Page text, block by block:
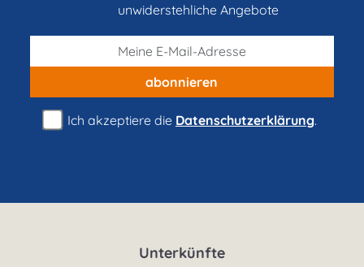
unwiderstehliche Angebote
abonnieren
Ich akzeptiere die Datenschutzerklärung.
Unterkünfte